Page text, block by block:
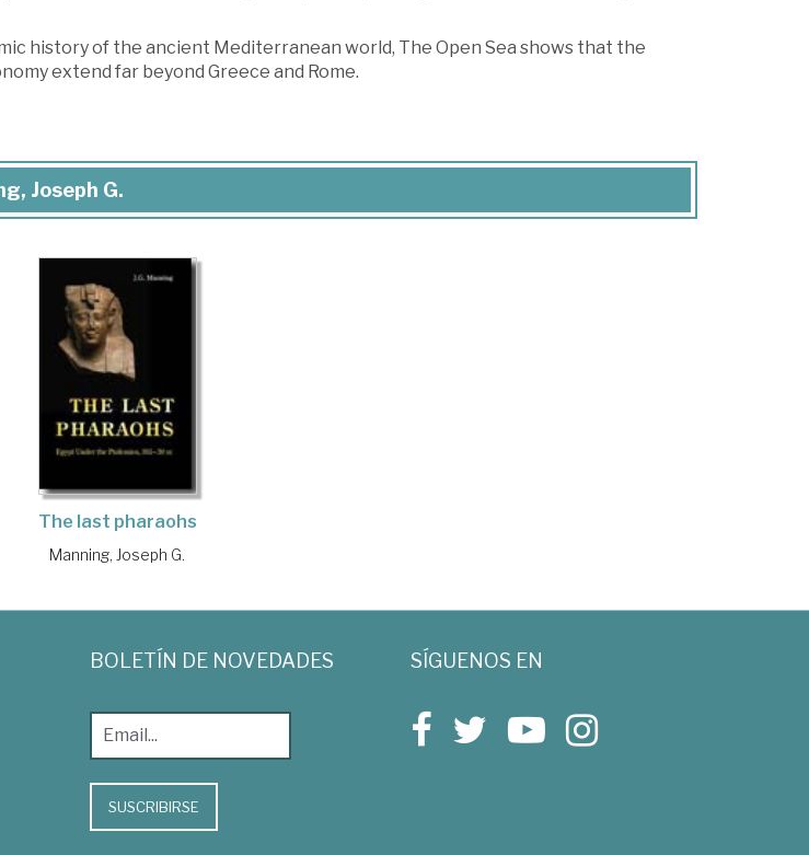
history of the ancient Mediterranean world, The Open Sea shows that the
extend far beyond Greece and Rome.
Joseph G.
The last pharaohs
Manning, Joseph G.
BOLETÍN DE NOVEDADES
SUSCRIBIRSE
SÍGUENOS EN